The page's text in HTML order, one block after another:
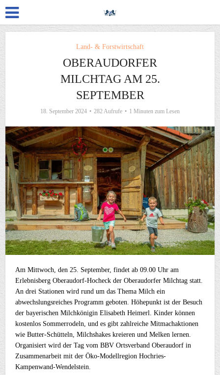
Land- & Forstwirtschaft
OBERAUDORFER
MILCHTAG AM 25.
SEPTEMBER
18. September 2024 282 Aufrufe 1 Minuten zum Lesen
Am Mittwoch, den 25. September, findet ab 09.00 Uhr am
Erlebnisberg Oberaudorf-Hocheck der Oberaudorfer Milchtag statt.
An drei Stationen wird rund um das Thema Milch ein
abwechslungsreiches Programm geboten. Höhepunkt ist der Besuch
der bayerischen Milchkönigin Elisabeth Heimerl. Kinder können
kostenlos Sommerrodeln, und es gibt zahlreiche Mitmachaktionen
wie Butter-Schütteln, Milchshakes kreieren und Melken lernen.
Organisiert wird der Tag vom BBV Ortsverband Oberaudorf in
Zusammenarbeit mit der Öko-Modellregion Hochries-
Kampenwand-Wendelstein.